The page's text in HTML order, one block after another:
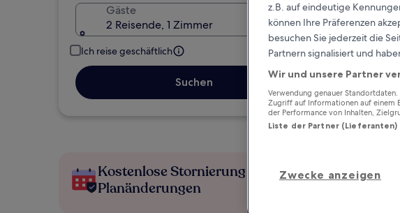
Gäste
2 Reisende, 1 Zimmer
Ich reise geschäftlich
Suchen
Kostenlose Stornierung bei
Planänderungen
z.B. auf eindeutige
können Ihre Präferenzen
besuchen Sie jederzeit die
Partnern signalisiert und
Wir und unsere Partner
Verwendung genauer
Zugriff auf Informationen auf einem
der Performance von Inhalten,
Liste der Partner (Lieferanten)
Zwecke anzeigen